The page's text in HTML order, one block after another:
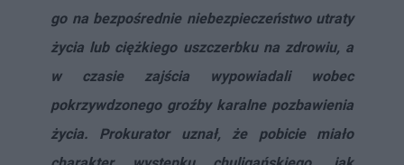
go na bezpośrednie niebezpieczeństwo utraty
życia lub ciężkiego uszczerbku na zdrowiu, a
w czasie zajścia wypowiadali wobec
pokrzywdzonego groźby karalne pozbawienia
życia. Prokurator uznał, że pobicie miało